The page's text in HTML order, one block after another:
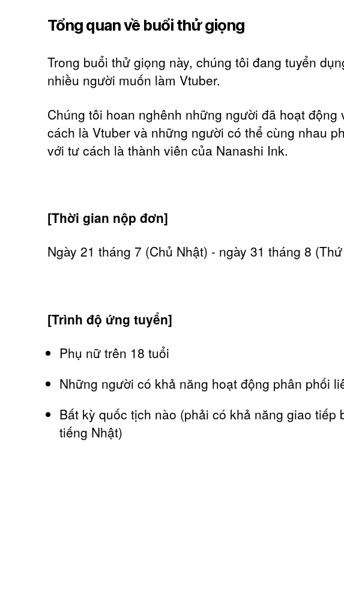
Tổng quan về buổi thử giọng
Trong buổi thử giọng này, chúng tôi đang tuyển
nhiều người muốn làm Vtuber.
Chúng tôi hoan nghênh những người đã hoạt động
cách là Vtuber và những người có thể cùng nhau
với tư cách là thành viên của Nanashi Ink.
[Thời gian nộp đơn]
Ngày 21 tháng 7 (Chủ Nhật) - ngày 31 tháng 8
[Trình độ ứng tuyển]
Phụ nữ trên 18 tuổi
Những người có khả năng hoạt động phân phối
Bất kỳ quốc tịch nào (phải có khả năng giao tiếp
tiếng Nhật)